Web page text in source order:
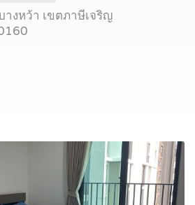
างหว้า เขตภาษีเจริญ